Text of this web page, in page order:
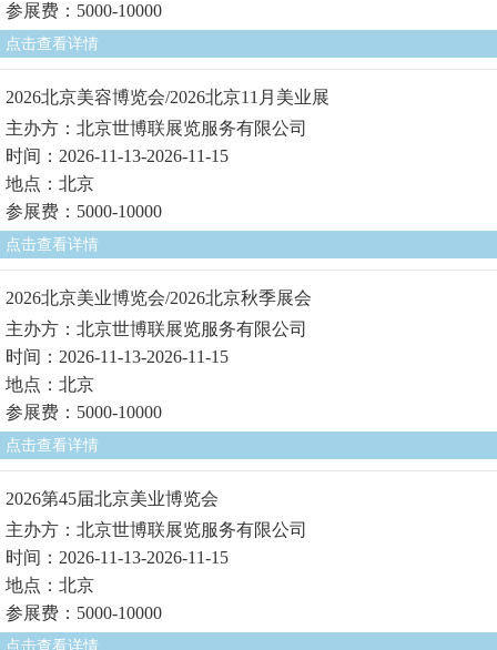
参展费：5000-10000
点击查看详情
2026北京美容博览会/2026北京11月美业展
主办方：北京世博联展览服务有限公司
时间：2026-11-13-2026-11-15
地点：北京
参展费：5000-10000
点击查看详情
2026北京美业博览会/2026北京秋季展会
主办方：北京世博联展览服务有限公司
时间：2026-11-13-2026-11-15
地点：北京
参展费：5000-10000
点击查看详情
2026第45届北京美业博览会
主办方：北京世博联展览服务有限公司
时间：2026-11-13-2026-11-15
地点：北京
参展费：5000-10000
点击查看详情